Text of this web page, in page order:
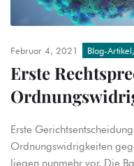
Februar 4, 2021 Blog-Artikel,
Erste
Erste
Ordnungswidrigkeiten
liegen nunmehr vor. Die